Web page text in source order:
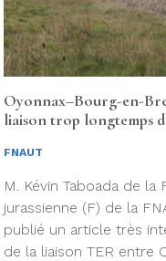
Oyonnax–Bourg-en-
liaison trop longtemps
FNAUT
M. Kévin Taboada de
jurassienne (F) de la
publié un article très
de la liaison TER entre